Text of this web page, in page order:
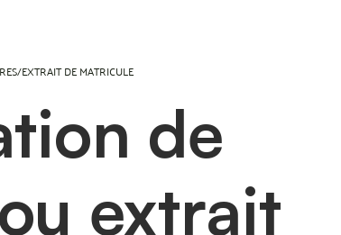
/EXTRAIT DE MATRICULE
de
extrait